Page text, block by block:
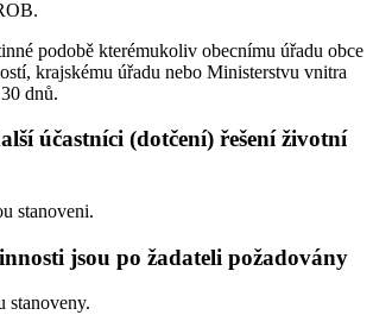
podobě kterémukoliv obecnímu úřadu obce
krajskému úřadu nebo Ministerstvu vnitra
dnů.
účastníci (dotčení) řešení životní
stanoveni.
jsou po žadateli požadovány
stanoveny.